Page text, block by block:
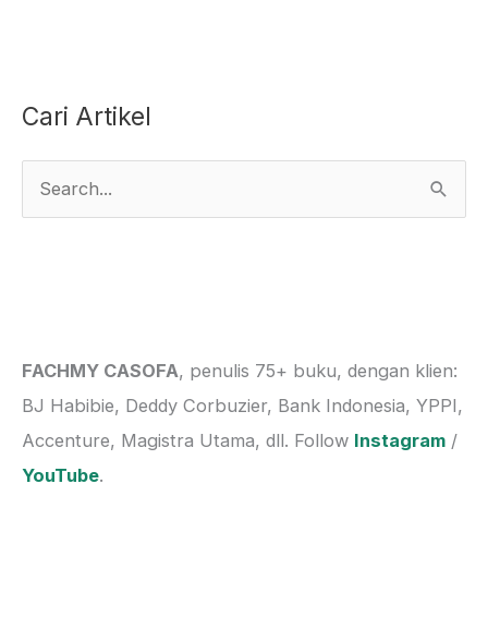
Cari Artikel
h
f
o
r
FACHMY CASOFA, penulis 75+ buku, dengan klien:
BJ Habibie, Deddy Corbuzier, Bank Indonesia, YPPI,
Accenture, Magistra Utama, dll. Follow Instagram /
YouTube.